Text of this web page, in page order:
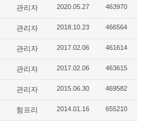
관리자 2020.05.27 463970
관리자 2018.10.23 466564
관리자 2017.02.06 461614
관리자 2017.02.06 463615
관리자 2015.06.30 469582
험프리 2014.01.16 655210